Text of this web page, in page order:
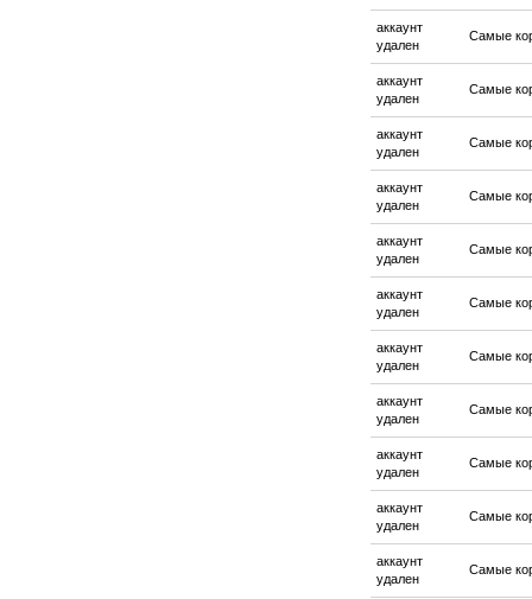
аккаунт
удален
Самые
аккаунт
удален
Самые
аккаунт
удален
Самые
аккаунт
удален
Самые
аккаунт
удален
Самые
аккаунт
удален
Самые
аккаунт
удален
Самые
аккаунт
удален
Самые
аккаунт
удален
Самые
аккаунт
удален
Самые
аккаунт
удален
Самые